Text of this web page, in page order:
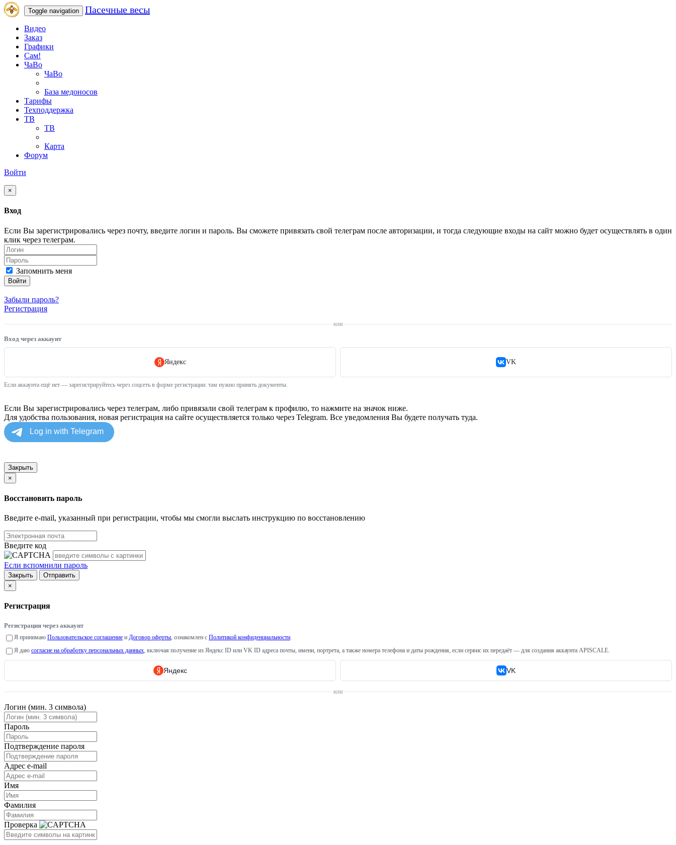
Toggle navigation Пасечные весы
Видео
Заказ
Графики
Сам!
ЧаВо
ЧаВо
База медоносов
Тарифы
Техподдержка
ТВ
ТВ
Карта
Форум
Войти
×
Вход
Если Вы зарегистрировались через почту, введите логин и пароль. Вы сможете привязать свой телеграм после авторизации, и тогда следующие входы на сайт можно будет осуществлять в один
клик через телеграм.
Запомнить меня
Войти
Забыли пароль?
Регистрация
или
Вход через аккаунт
Яндекс VK
Если аккаунта ещё нет — зарегистрируйтесь через соцсеть в форме регистрации: там нужно принять документы.
Если Вы зарегистрировались через телеграм, либо привязали свой телеграм к профилю, то нажмите на значок ниже.
Для удобства пользования, новая регистрация на сайте осуществляется только через Telegram. Все уведомления Вы будете получать туда.
Закрыть
×
Восстановить пароль
Введите e-mail, указанный при регистрации, чтобы мы смогли выслать инструкцию по восстановлению
Введите код
Если вспомнили пароль
Закрыть
Отправить
×
Регистрация
Регистрация через аккаунт
Я принимаю Пользовательское соглашение и Договор оферты , ознакомлен с Политикой конфиденциальности
Я даю согласие на обработку персональных данных , включая получение из Яндекс ID или VK ID адреса почты, имени, портрета, а также номера телефона и даты рождения, если сервис их передаёт — для создания аккаунта APISCALE.
Яндекс VK
или
Логин (мин. 3 символа)
Пароль
Подтверждение пароля
Адрес e-mail
Имя
Фамилия
Проверка